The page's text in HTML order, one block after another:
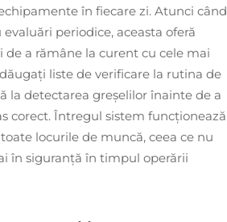
în fiecare zi. Atunci când
periodice, aceasta oferă
de a rămâne la curent cu cele mai
liste de verificare la rutina de
la detectarea greșelilor înainte de a
corect. Întregul sistem funcționează
locurile de muncă, ceea ce nu
în siguranță în timpul operării